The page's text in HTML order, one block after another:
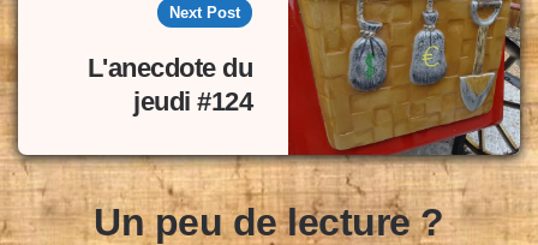
Next Post
L'anecdote du
jeudi #124
Un peu de lecture ?